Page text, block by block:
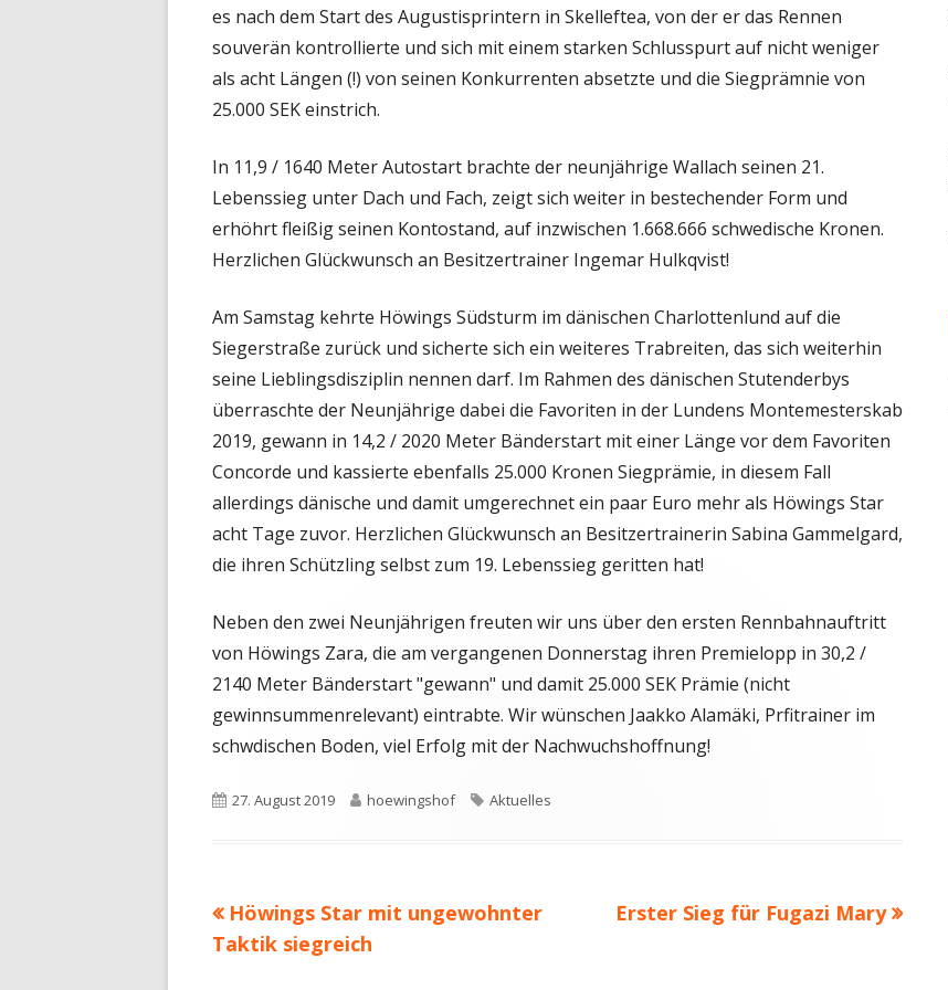
es nach dem Start des Augustisprintern in Skelleftea, von der er das Rennen
souverän kontrollierte und sich mit einem starken Schlusspurt auf nicht weniger
als acht Längen (!) von seinen Konkurrenten absetzte und die Siegprämnie von
25.000 SEK einstrich.
In 11,9 / 1640 Meter Autostart brachte der neunjährige Wallach seinen 21.
Lebenssieg unter Dach und Fach, zeigt sich weiter in bestechender Form und
erhöhrt fleißig seinen Kontostand, auf inzwischen 1.668.666 schwedische Kronen.
Herzlichen Glückwunsch an Besitzertrainer Ingemar Hulkqvist!
Am Samstag kehrte Höwings Südsturm im dänischen Charlottenlund auf die
Siegerstraße zurück und sicherte sich ein weiteres Trabreiten, das sich weiterhin
seine Lieblingsdisziplin nennen darf. Im Rahmen des dänischen Stutenderbys
überraschte der Neunjährige dabei die Favoriten in der Lundens Montemesterskab
2019, gewann in 14,2 / 2020 Meter Bänderstart mit einer Länge vor dem Favoriten
Concorde und kassierte ebenfalls 25.000 Kronen Siegprämie, in diesem Fall
allerdings dänische und damit umgerechnet ein paar Euro mehr als Höwings Star
acht Tage zuvor. Herzlichen Glückwunsch an Besitzertrainerin Sabina Gammelgard,
die ihren Schützling selbst zum 19. Lebenssieg geritten hat!
Neben den zwei Neunjährigen freuten wir uns über den ersten Rennbahnauftritt
von Höwings Zara, die am vergangenen Donnerstag ihren Premielopp in 30,2 /
2140 Meter Bänderstart "gewann" und damit 25.000 SEK Prämie (nicht
gewinnsummenrelevant) eintrabte. Wir wünschen Jaakko Alamäki, Prfitrainer im
schwdischen Boden, viel Erfolg mit der Nachwuchshoffnung!
Veröffentlicht
27. August 2019 Autor
hoewingshof Schlagwörter
Aktuelles
Beitragsnavigation
Vorheriger
Beitrag:
Höwings Star mit ungewohnter
Taktik siegreich
Nächster
Erster Sieg für Fugazi Mary